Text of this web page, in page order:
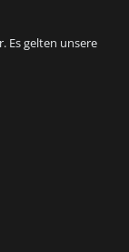
Es gelten unsere